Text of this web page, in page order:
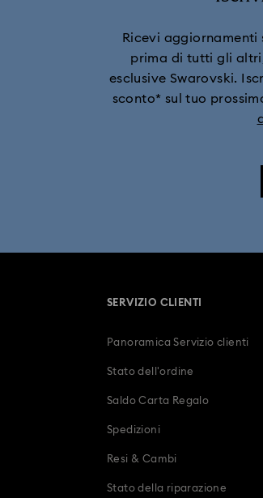
Ricevi aggiornamenti
prima di tutti gli
esclusive Swarovski.
sconto* sul tuo
SERVIZIO CLIENTI
Panoramica Servizio clienti
Stato dell'ordine
Saldo Carta Regalo
Spedizioni
Resi & Cambi
Stato della riparazione